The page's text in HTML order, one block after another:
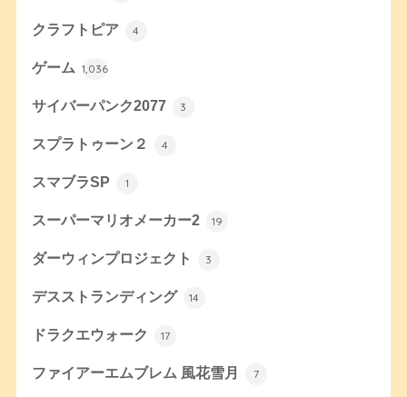
クラフトピア 4
ゲーム 1,036
サイバーパンク2077 3
スプラトゥーン２ 4
スマブラSP 1
スーパーマリオメーカー2 19
ダーウィンプロジェクト 3
デスストランディング 14
ドラクエウォーク 17
ファイアーエムブレム 風花雪月 7